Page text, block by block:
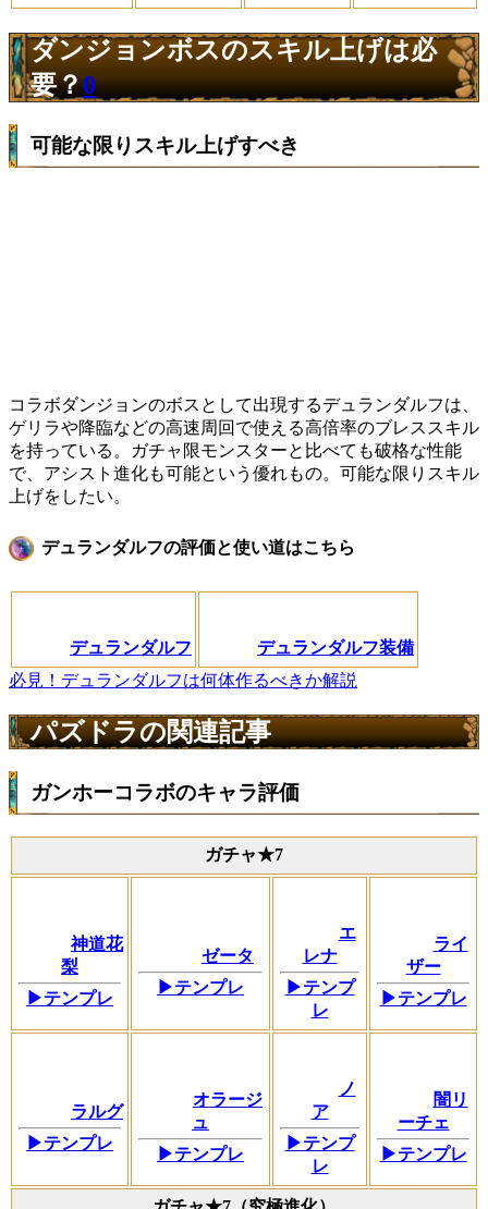
ダンジョンボスのスキル上げは必
要？0
可能な限りスキル上げすべき
コラボダンジョンのボスとして出現するデュランダルフは、
ゲリラや降臨などの高速周回で使える高倍率のブレススキル
を持っている。ガチャ限モンスターと比べても破格な性能
で、アシスト進化も可能という優れもの。可能な限りスキル
上げをしたい。
デュランダルフの評価と使い道はこちら
デュランダルフ
デュランダルフ装備
必見！デュランダルフは何体作るべきか解説
パズドラの関連記事
ガンホーコラボのキャラ評価
ガチャ★7
神道花
梨
▶テンプレ
ゼータ
▶テンプレ
エ
レナ
▶テンプ
レ
ライ
ザー
▶テンプレ
ラルグ
▶テンプレ
オラージ
ュ
▶テンプレ
ノ
ア
▶テンプ
レ
闇リ
ーチェ
▶テンプレ